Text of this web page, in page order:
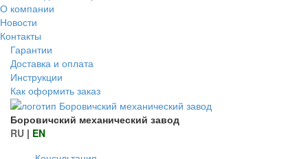
О компании
Новости
Контакты
Гарантии
Доставка и оплата
Инструкции
Как оформить заказ
Боровичский механический завод
RU | EN